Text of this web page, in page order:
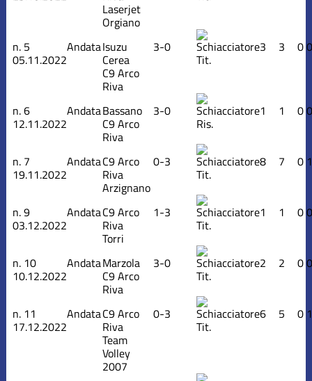
Laserjet
Orgiano
n. 5
05.11.2022
AndataIsuzu
Cerea
C9 Arco
Riva
3-0
Tit.
3 3 00
n.6
12.11.2022
AndataBassano
C9 Arco
Riva
3-0
Ris.
1 1 00
n. 7
19.11.2022
AndataC9 Arco
Riva
Arzignano
0-3
Tit.
8 7 0 1
n.9
03.12.2022
AndataC9 Arco
Riva
Torri
1-3
Tit.
1 1 00
n. 10
10.12.2022
AndataMarzola
C9 Arco
Riva
3-0
Tit.
2 2 00
n. 11
17.12.2022
AndataC9 Arco
Riva
Team
Volley
2007
0-3
Tit.
6 5 0 1